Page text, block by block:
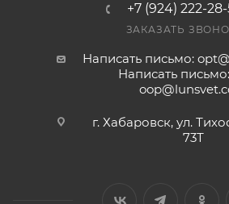
+7 (924) 222-
ЗАКАЗАТЬ
Написать письмо:
Написать
г. Хабаровск, ул.
73Т